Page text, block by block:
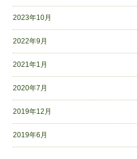
2023年10月
2022年9月
2021年1月
2020年7月
2019年12月
2019年6月